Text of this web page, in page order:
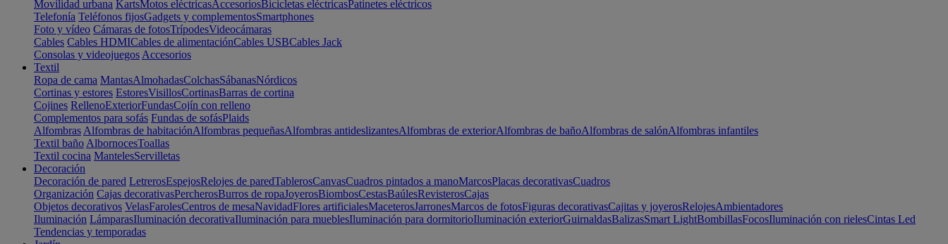
Movilidad urbana KartsMotos eléctricasAccesoriosBicicletas eléctricasPatinetes eléctricos
Telefonía Teléfonos fijosGadgets y complementosSmartphones
Foto y vídeo Cámaras de fotosTrípodesVideocámaras
Cables Cables HDMICables de alimentaciónCables USBCables Jack
Consolas y videojuegos Accesorios
Textil
Ropa de cama MantasAlmohadasColchasSábanasNórdicos
Cortinas y estores EstoresVisillosCortinasBarras de cortina
Cojines RellenoExteriorFundasCojín con relleno
Complementos para sofás Fundas de sofásPlaids
Alfombras Alfombras de habitaciónAlfombras pequeñasAlfombras antideslizantesAlfombras de exteriorAlfombras de bañoAlfombras de salónAlfombras infantiles
Textil baño AlbornocesToallas
Textil cocina MantelesServilletas
Decoración
Decoración de pared LetrerosEspejosRelojes de paredTablerosCanvasCuadros pintados a manoMarcosPlacas decorativasCuadros
Organización Cajas decorativasPercherosBurros de ropaJoyerosBiombosCestasBaúlesRevisterosCajas
Objetos decorativos VelasFarolesCentros de mesaNavidadFlores artificialesMaceterosJarronesMarcos de fotosFiguras decorativasCajitas y joyerosRelojesAmbientadores
Iluminación LámparasIluminación decorativaIluminación para mueblesIluminación para dormitorioIluminación exteriorGuirnaldasBalizasSmart LightBombillasFocosIluminación con rielesCintas Led
Tendencias y temporadas